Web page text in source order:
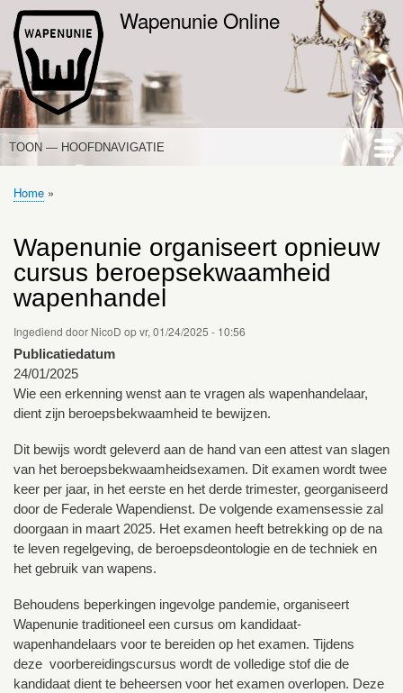
Overslaan
en
Wapenunie Online
HOOFDNAVIGATIE
TOON — HOOFDNAVIGATIE
HOME
NIEUWS
DE WAPENWET
STANDPUNTEN
PORTALEN
OVER WAPENUNIE
Kruimelpad
Home
Wapenunie organiseert opnieuw
cursus beroepsekwaamheid
wapenhandel
Ingediend door NicoD opvr, 01/24/2025 - 10:56
Publicatiedatum
24/01/2025
Wie een erkenning wenst aan te vragen als wapenhandelaar,
dient zijn beroepsbekwaamheid te bewijzen.
Dit bewijs wordt geleverd aan de hand van een attest van slagen
van het beroepsbekwaamheidsexamen. Dit examen wordt twee
keer per jaar, in het eerste en het derde trimester, georganiseerd
door de Federale Wapendienst. De volgende examensessie zal
doorgaan in maart 2025. Het examen heeft betrekking op de na
te leven regelgeving, de beroepsdeontologie en de techniek en
het gebruik van wapens.
Behoudens beperkingen ingevolge pandemie, organiseert
Wapenunie traditioneel een cursus om kandidaat-
wapenhandelaars voor te bereiden op het examen. Tijdens
deze voorbereidingscursus wordt de volledige stof die de
kandidaat dient te beheersen voor het examen overlopen. Deze